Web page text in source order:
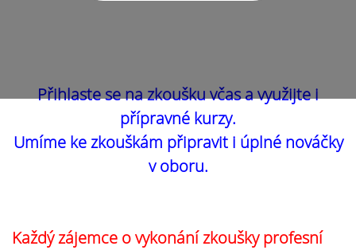
Přihlaste se na zkoušku včas a využijte i
přípravné kurzy.
Umíme ke zkouškám připravit i úplné nováčky
v oboru.
Každý zájemce o vykonání zkoušky profesní